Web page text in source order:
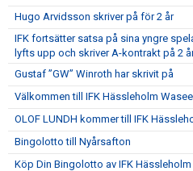
Hugo Arvidsson skriver på för 2 år
IFK fortsätter satsa på sina yngre
lyfts upp och skriver A-kontrakt på 2
Gustaf ”GW” Winroth har skrivit på
Välkommen till IFK Hässleholm
OLOF LUNDH kommer till IFK
Bingolotto till Nyårsafton
Köp Din Bingolotto av IFK Hässleholm